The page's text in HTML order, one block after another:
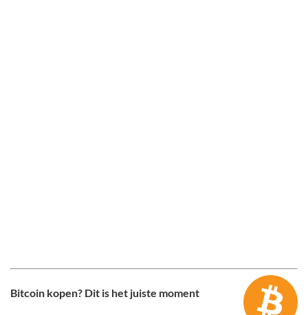
Bitcoin kopen? Dit is het juiste moment